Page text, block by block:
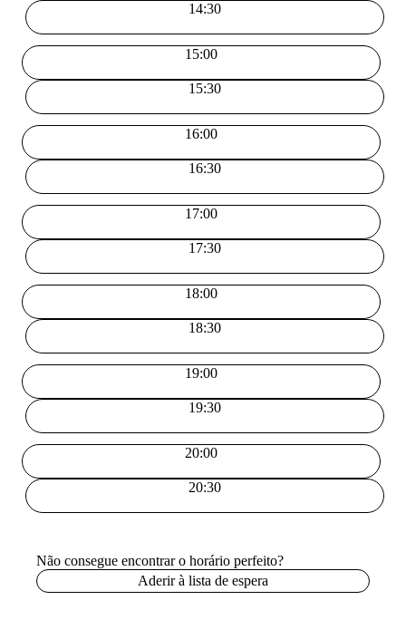
14:30
15:00
15:30
16:00
16:30
17:00
17:30
18:00
18:30
19:00
19:30
20:00
20:30
Não consegue encontrar o horário perfeito?
Aderir à lista de espera